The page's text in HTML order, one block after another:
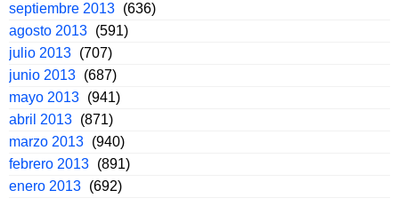
septiembre 2013 (636)
agosto 2013 (591)
julio 2013 (707)
junio 2013 (687)
mayo 2013 (941)
abril 2013 (871)
marzo 2013 (940)
febrero 2013 (891)
enero 2013 (692)